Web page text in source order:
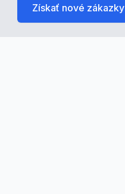
Získať nové zákazky